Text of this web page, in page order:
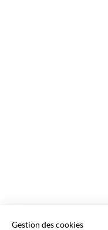
Gestion des cookies